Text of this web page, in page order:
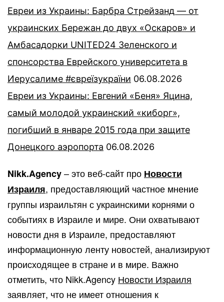
Евреи из Украины: Барбра Стрейзанд — от
украинских Бережан до двух «Оскаров» и
Амбасадорки UNITED24 Зеленского и
спонсорства Еврейского университета в
Иерусалиме #євреїзукраїни 06.08.2026
Евреи из Украины: Евгений «Беня» Яцина,
самый молодой украинский «киборг»,
погибший в январе 2015 года при защите
Донецкого аэропорта 06.08.2026
Nikk.Agency– это веб-сайт про Новости
Израиля, предоставляющий частное мнение
группы израильтян с украинскими корнями о
событиях в Израиле и мире. Они охватывают
новости дня в Израиле, предоставляют
информационную ленту новостей, анализируют
происходящее в стране и в мире. Важно
отметить, что Nikk.Agency Новости Израиля
заявляет, что не имеет отношения к